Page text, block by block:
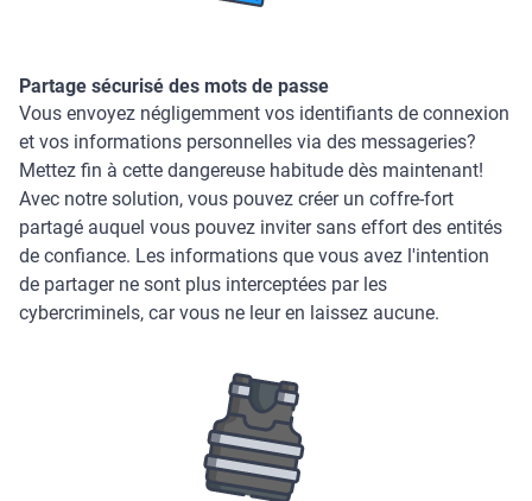
Partage sécurisé des mots de passe
Vous envoyez négligemment vos identifiants de connexion
et vos informations personnelles via des messageries?
Mettez fin à cette dangereuse habitude dès maintenant!
Avec notre solution, vous pouvez créer un coffre-fort
partagé auquel vous pouvez inviter sans effort des entités
de confiance. Les informations que vous avez l'intention
de partager ne sont plus interceptées par les
cybercriminels, car vous ne leur en laissez aucune.